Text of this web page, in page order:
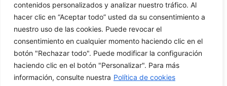
contenidos personalizados y analizar nuestro tráfico. Al
hacer clic en “Aceptar todo” usted da su consentimiento a
nuestro uso de las cookies. Puede revocar el
consentimiento en cualquier momento haciendo clic en el
botón "Rechazar todo". Puede modificar la configuración
haciendo clic en el botón "Personalizar". Para más
información, consulte nuestra Política de cookies
· Política de Cookies
· Política de Envíos y Devoluciones